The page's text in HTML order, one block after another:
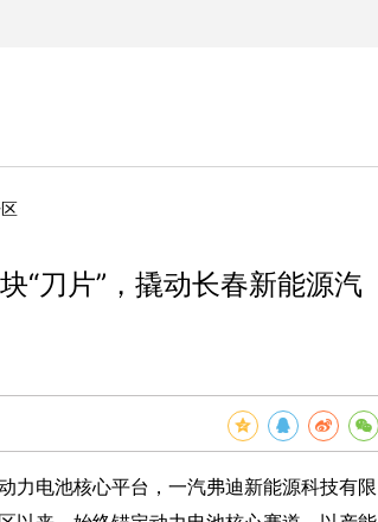
“刀片”，撬动长春新能源汽
电池核心平台，一汽弗迪新能源科技有限